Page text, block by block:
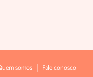
somos Fale conosco